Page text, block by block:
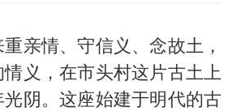
亲情、守信义、念故土，
义，在市头村这片古土上
阴。这座始建于明代的古